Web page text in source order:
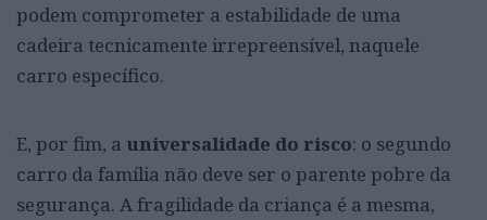
podem comprometer a estabilidade de uma
cadeira tecnicamente irrepreensível, naquele
carro específico.
E, por fim, a universalidade do risco: o segundo
carro da família não deve ser o parente pobre da
segurança. A fragilidade da criança é a mesma,